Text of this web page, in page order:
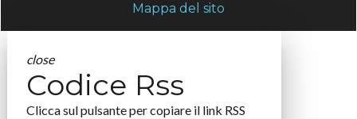
Mappa del sito
close
Codice Rss
Clicca sul pulsante per copiare il link RSS